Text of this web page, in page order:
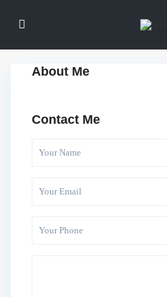
About Me
Contact Me